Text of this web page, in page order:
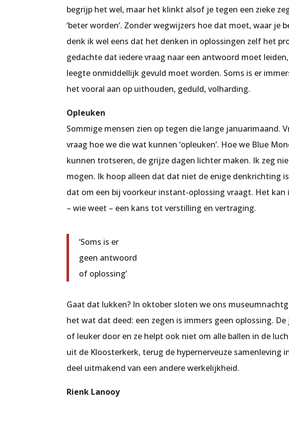
begrijp het wel, maar het klinkt alsof je tegen een zieke
‘beter worden’. Zonder wegwijzers hoe dat moet, waar je
denk ik wel eens dat het denken in oplossingen zelf het
gedachte dat iedere vraag naar een antwoord moet
leegte onmiddellijk gevuld moet worden. Soms is er
het vooral aan op uithouden, geduld, volharding.
Opleuken
Sommige mensen zien op tegen die lange
vraag hoe we die wat kunnen ‘opleuken’. Hoe we Blue
kunnen trotseren, de grijze dagen lichter maken. Ik zeg
mogen. Ik hoop alleen dat dat niet de enige denkrichting
dat om een bij voorkeur instant-oplossing vraagt. Het
– wie weet – een kans tot verstilling en vertraging.
‘Soms is er
geen antwoord
of oplossing’
Gaat dat lukken? In oktober sloten we ons
het wat dat deed: een zegen is immers geen oplossing.
of leuker door en ze helpt ook niet om alle ballen in de
uit de Kloosterkerk, terug de hypernerveuze samenleving
deel uitmakend van een andere werkelijkheid.
Rienk Lanooy